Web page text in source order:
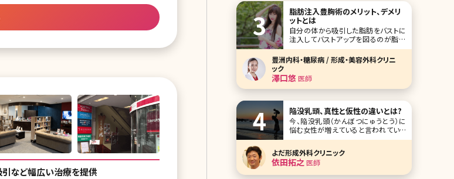
など幅広い治療を提供
脂肪注入豊胸術のメリット、デメリ
ットとは
自分の体から吸引した脂肪をバストに
注入してバストアップを図るのが脂肪
注入豊胸です。脂肪注入による豊胸は
シリコンバッグやヒアルロン酸など異
物を入れる方法と比較して安心と感じ
ている方も多いと思いますが、実際に
はどんなメリット、デメリットがあるので
しょうか。
豊洲内科・糖尿病 / 形成・美容外科クリニ
ック
澤口悠 医師
陥没乳頭、真性と仮性の違いとは?
今、陥没乳頭（かんぼつにゅうとう）に
悩む女性が増えていると言われていま
す。陥没乳頭とは乳頭部分がへこんで
いたり、平らだったりする状態のこと。
見た目が不自然でコンプレックスを抱
きやすいというだけではなく、そのまま
にしておくと将来的に授乳ができない
よだ形成外科クリニック
依田拓之 医師